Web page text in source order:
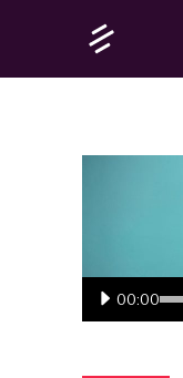
Audio
Player
00:00